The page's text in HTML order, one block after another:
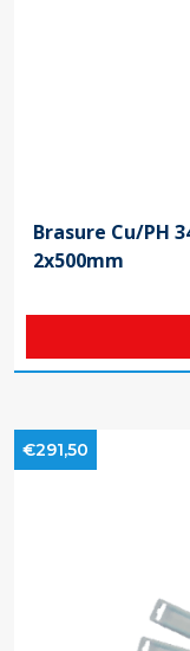
Brasure Cu/PH
2x500mm
€291,50